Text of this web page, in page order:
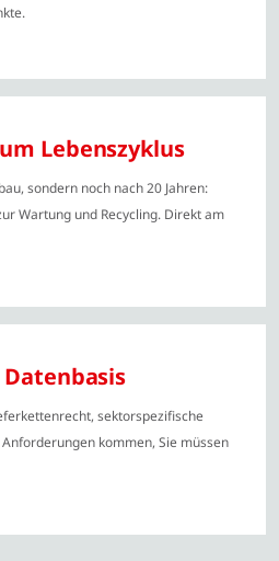
Lebenszyklus
sondern noch nach 20 Jahren:
Wartung und Recycling. Direkt am
sektorspezifische
kommen, Sie müssen